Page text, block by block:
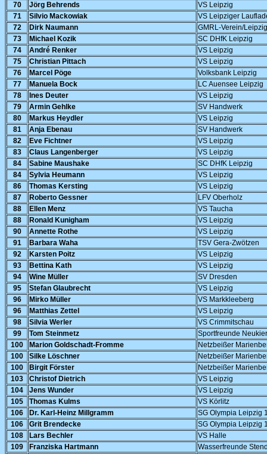
70
Jörg Behrends
VS Leipzig
71
Silvio Mackowiak
VS Leipziger
72
Dirk Naumann
GMRL-Verein/Leipzig
73
Michael Kozik
SC DHfK Leipzig
74
André Renker
VS Leipzig
75
Christian Pittach
VS Leipzig
76
Marcel Pöge
Volksbank Leipzig
77
Manuela Bock
LC Auensee Leipzig
78
Ines Deuter
VS Leipzig
79
Armin Gehlke
SV Handwerk
80
Markus Heydler
VS Leipzig
81
Anja Ebenau
SV Handwerk
82
Eve Fichtner
VS Leipzig
83
Claus Langenberger
VS Leipzig
84
Sabine Maushake
SC DHfK Leipzig
84
Sylvia Heumann
VS Leipzig
86
Thomas Kersting
VS Leipzig
87
Roberto Gessner
LFV Oberholz
88
Ellen Menz
VS Taucha
88
Ronald Kunigham
VS Leipzig
90
Annette Rothe
VS Leipzig
91
Barbara Waha
TSV Gera-Zwötzen
92
Karsten Poitz
VS Leipzig
93
Bettina Kath
VS Leipzig
94
Wine Müller
SV Dresden
95
Stefan Glaubrecht
VS Leipzig
96
Mirko Müller
VS Markkleeberg
96
Matthias Zettel
VS Leipzig
98
Silvia Werler
VS Crimmitschau
99
Tom Steinmetz
Sportfreunde
100
Marion Goldschadt-Fromme
Netzbeißer
100
Silke Löschner
Netzbeißer
100
Birgit Förster
Netzbeißer
103
Christof Dietrich
VS Leipzig
104
Jens Wunder
VS Leipzig
105
Thomas Kulms
VS Körlitz
106
Dr. Karl-Heinz Millgramm
SG Olympia Leipzig
106
Grit Brendecke
SG Olympia Leipzig
108
Lars Bechler
VS Halle
109
Franziska Hartmann
Wasserfreunde